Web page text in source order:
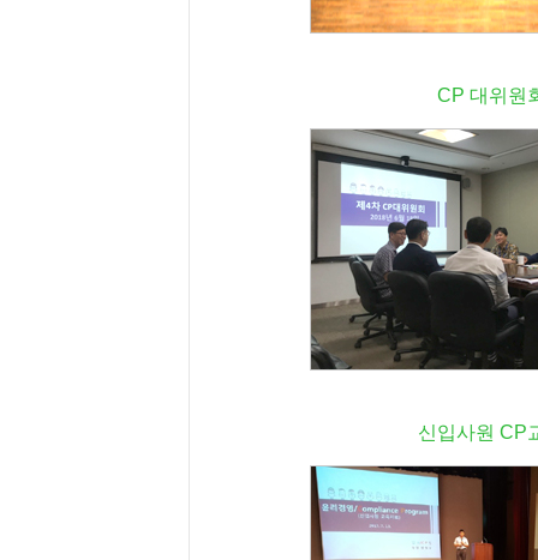
CP 대위원
신입사원 CP